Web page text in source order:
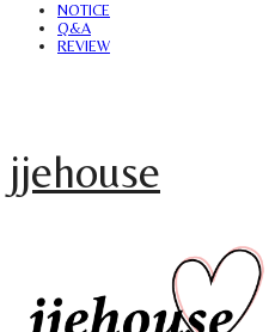
NOTICE
Q&A
REVIEW
jjehouse